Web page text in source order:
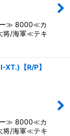
≫ 8000≪カ
/海軍≪テキ
【R/P】
≫ 8000≪カ
/海軍≪テキ